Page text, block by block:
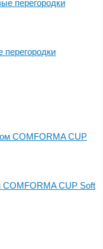
COMFORMA CUP Soft